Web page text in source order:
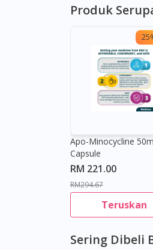
Produk
Apo-Minocycline
Capsule
RM 221.00
RM294.67
Teruskan
Sering Dibeli